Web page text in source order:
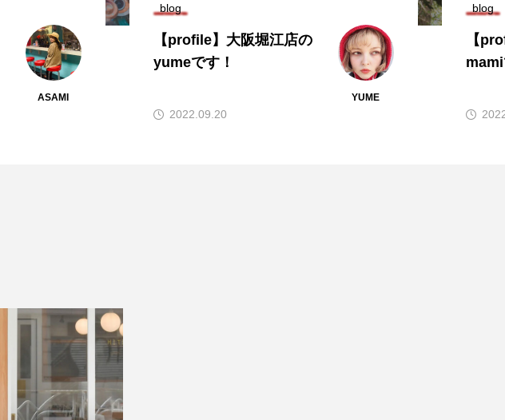
YUME
blog
【profile】大阪堀江店の
mamiです！
MAMI
2022.09.18
blog
【
hina